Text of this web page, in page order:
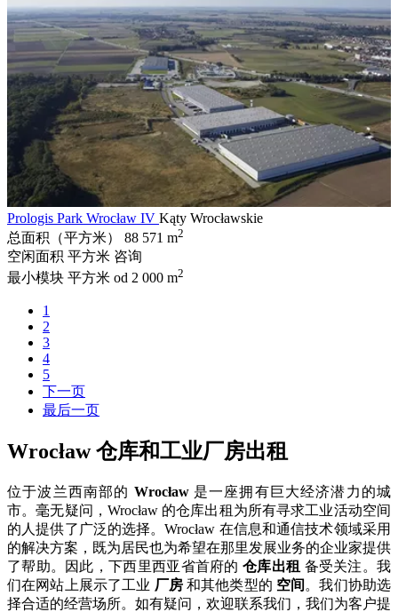
Prologis Park Wrocław IV Kąty Wrocławskie
总面积（平方米）
88 571 m2
空闲面积 平方米 咨询
最小模块 平方米 od 2 000 m2
1
2
3
4
5
下一页
最后一页
Wrocław 仓库和工业厂房出租
位于波兰西南部的 Wrocław是一座拥有巨大经济潜力的城
市。毫无疑问，Wrocław 的仓库出租为所有寻求工业活动空间
的人提供了广泛的选择。Wrocław 在信息和通信技术领域采用
的解决方案，既为居民也为希望在那里发展业务的企业家提供
了帮助。因此，下西里西亚省首府的仓库出租 备受关注。我
们在网站上展示了工业 厂房和其他类型的 空间 。我们协助选
择合适的经营场所。如有疑问，欢迎联系我们，我们为客户提